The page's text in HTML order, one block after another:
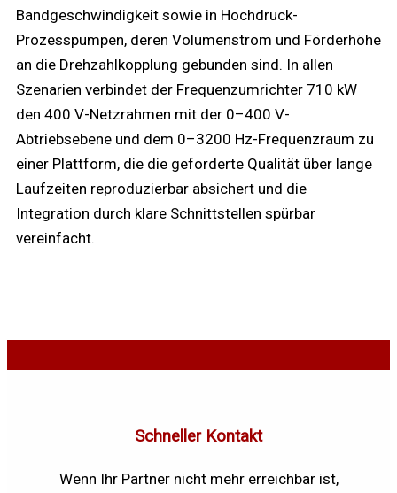
Bandgeschwindigkeit sowie in Hochdruck-
Prozesspumpen, deren Volumenstrom und Förderhöhe
an die Drehzahlkopplung gebunden sind. In allen
Szenarien verbindet der Frequenzumrichter 710 kW
den 400 V-Netzrahmen mit der 0–400 V-
Abtriebsebene und dem 0–3200 Hz-Frequenzraum zu
einer Plattform, die die geforderte Qualität über lange
Laufzeiten reproduzierbar absichert und die
Integration durch klare Schnittstellen spürbar
vereinfacht.
Schneller Kontakt
Wenn Ihr Partner nicht mehr erreichbar ist,